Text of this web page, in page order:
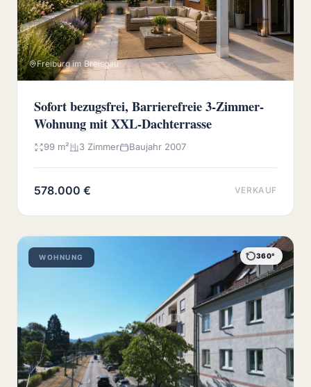
Freiburg im Breisgau
Sofort bezugsfrei, Barrierefreie 3-Zimmer-
Wohnung mit XXL-Dachterrasse
99 m² 3 Zimmer Baujahr 2007
578.000 € VERKAUF
WOHNUNG 360°